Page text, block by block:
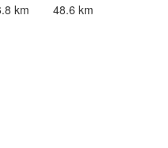
km
48.6 km